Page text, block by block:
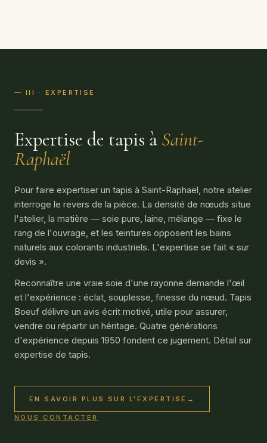
— III · EXPERTISE
Expertise de tapis à Saint-
Raphaël
Pour faire expertiser un tapis à Saint-Raphaël, notre atelier
interroge le revers de la pièce. La densité de nœuds situe
l'atelier, la matière — soie pure, laine, mélange — fixe le
rang de l'ouvrage, et les teintures opposent les bains
naturels aux colorants industriels. L'expertise se fait « sur
devis ».
Reconnaître une vraie soie d'une rayonne demande l'œil
et l'expérience : éclat, souplesse, finesse du nœud. Tapis
Boeuf délivre un avis écrit motivé, utile pour assurer,
vendre ou répartir un héritage. Quatre générations
d'expérience depuis 1950 fondent ce jugement. Détail sur
expertise de tapis.
EN SAVOIR PLUS SUR L'EXPERTISE →
NOUS CONTACTER